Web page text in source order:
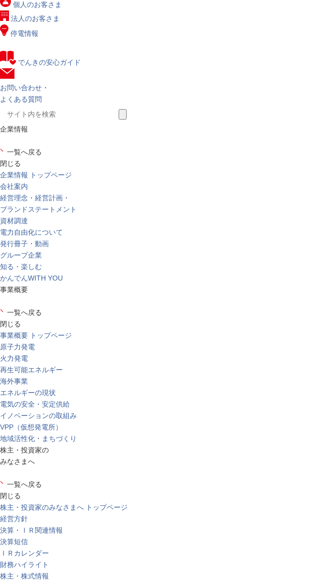
個人のお客さま
法人のお客さま
停電情報
でんきの安心ガイド
お問い合わせ・
よくある質問
企業情報
一覧へ戻る
閉じる
企業情報 トップページ
会社案内
経営理念・経営計画・
ブランドステートメント
資材調達
電力自由化について
発行冊子・動画
グループ企業
知る・楽しむ
かんでんWITH YOU
事業概要
一覧へ戻る
閉じる
事業概要 トップページ
原子力発電
火力発電
再生可能エネルギー
海外事業
エネルギーの現状
電気の安全・安定供給
イノベーションの取組み
VPP（仮想発電所）
地域活性化・まちづくり
株主・投資家の
みなさまへ
一覧へ戻る
閉じる
株主・投資家のみなさまへ トップページ
経営方針
決算・ＩＲ関連情報
決算短信
ＩＲカレンダー
財務ハイライト
株主・株式情報